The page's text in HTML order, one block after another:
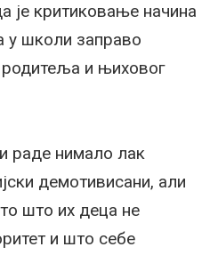
је критиковање начина
у школи заправо
и њиховог
раде нимало лак
демотивисани, али
што их деца не
и што себе